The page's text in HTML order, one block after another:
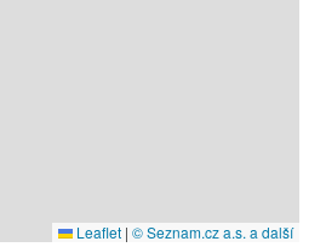
Leaflet | © Seznam.cz a.s. a další